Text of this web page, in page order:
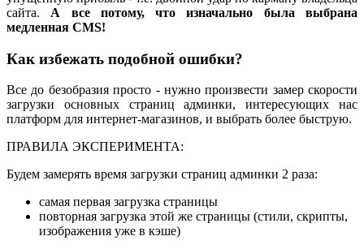
сайта. А все потому, что изначально была выбрана
медленная CMS!
Как избежать подобной ошибки?
Все до безобразия просто - нужно произвести замер скорости
загрузки основных страниц админки, интересующих нас
платформ для интернет-магазинов, и выбрать более быструю.
ПРАВИЛА ЭКСПЕРИМЕНТА:
Будем замерять время загрузки страниц админки 2 раза:
самая первая загрузка страницы
повторная загрузка этой же страницы (стили, скрипты,
изображения уже в кэше)